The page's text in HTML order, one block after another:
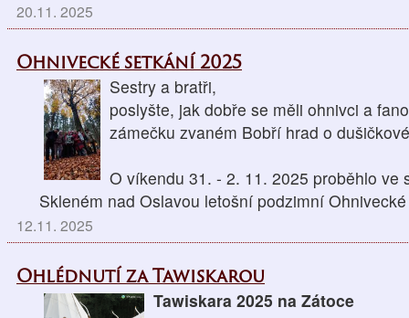
20.11. 2025
Ohnivecké setkání 2025
Sestry a bratři,
poslyšte, jak dobře se měli ohnivci a
zámečku zvaném Bobří hrad o
O víkendu 31. - 2. 11. 2025 proběhlo ve
Skleném nad Oslavou letošní podzimní
12.11. 2025
Ohlédnutí za Tawiskarou
Tawiskara 2025 na Zátoce